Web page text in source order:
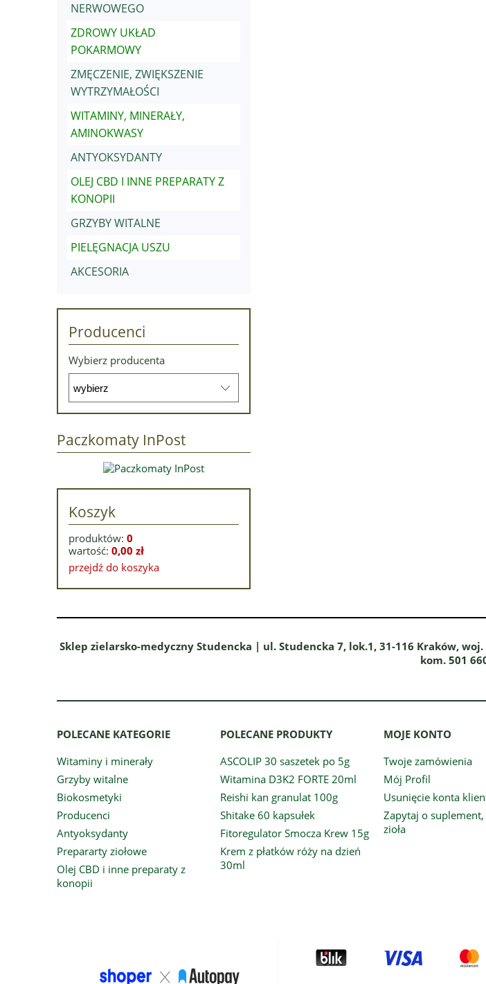
NERWOWEGO
ZDROWY UKŁAD
POKARMOWY
ZMĘCZENIE, ZWIĘKSZENIE
WYTRZYMAŁOŚCI
WITAMINY, MINERAŁY,
AMINOKWASY
ANTYOKSYDANTY
OLEJ CBD I INNE PREPARATY Z
KONOPII
GRZYBY WITALNE
PIELĘGNACJA USZU
AKCESORIA
Producenci
Wybierz producenta
Paczkomaty InPost
Koszyk
produktów: 0
wartość: 0,00 zł
przejdź do koszyka
Sklep zielarsko-medyczny Studencka | ul. Studencka 7, lok.1, 31-116 Kraków,
kom. 501
POLECANE KATEGORIE
Witaminy i minerały
Grzyby witalne
Biokosmetyki
Producenci
Antyoksydanty
Prepararty ziołowe
Olej CBD i inne preparaty z
konopii
POLECANE PRODUKTY
ASCOLIP 30 saszetek po 5g
Witamina D3K2 FORTE 20ml
Reishi kan granulat 100g
Shitake 60 kapsułek
Fitoregulator Smocza Krew 15g
Krem z płatków róży na dzień
30ml
MOJE KONTO
Twoje zamówienia
Mój Profil
Usunięcie konta
Zapytaj o
zioła